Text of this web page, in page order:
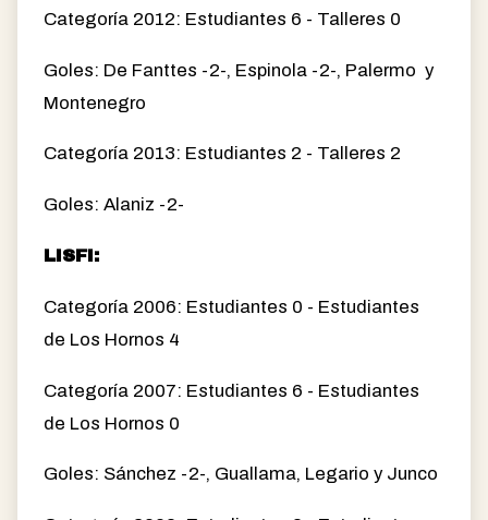
Categoría 2012: Estudiantes 6 - Talleres 0
Goles: De Fanttes -2-, Espinola -2-, Palermo y
Montenegro
Categoría 2013: Estudiantes 2 - Talleres 2
Goles: Alaniz -2-
LISFI:
Categoría 2006: Estudiantes 0 - Estudiantes
de Los Hornos 4
Categoría 2007: Estudiantes 6 - Estudiantes
de Los Hornos 0
Goles: Sánchez -2-, Guallama, Legario y Junco